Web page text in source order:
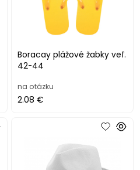
Boracay plážové žabky veľ.
42-44
na otázku
2.08 €